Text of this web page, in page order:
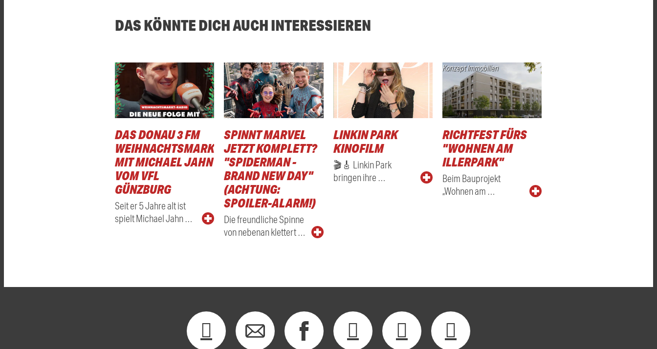
DAS KÖNNTE DICH AUCH INTERESSIEREN
DAS DONAU 3 FM
WEIHNACHTSMARKTRADIO
MIT MICHAEL JAHN
VOM VFL
GÜNZBURG
Seit er 5 Jahre alt ist
spielt Michael Jahn …
SPINNT MARVEL
JETZT KOMPLETT?
"SPIDERMAN -
BRAND NEW DAY"
(ACHTUNG:
SPOILER-ALARM!)
Die freundliche Spinne
von nebenan klettert …
LINKIN PARK
KINOFILM
🎬🎸 Linkin Park
bringen ihre …
Konzept Immobilien
RICHTFEST FÜRS
"WOHNEN AM
ILLERPARK"
Beim Bauprojekt
„Wohnen am …